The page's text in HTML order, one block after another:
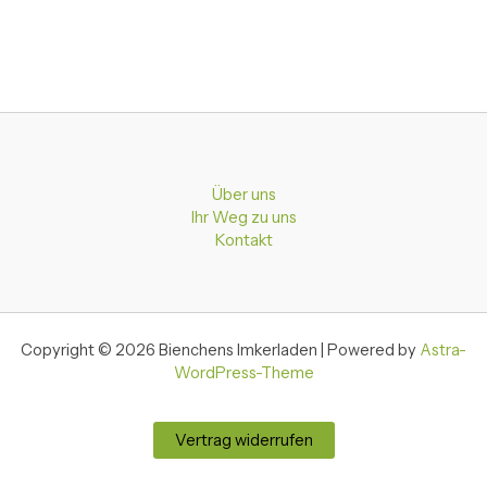
Über uns
Ihr Weg zu uns
Kontakt
Copyright © 2026 Bienchens Imkerladen | Powered by Astra-
WordPress-Theme
Vertrag widerrufen